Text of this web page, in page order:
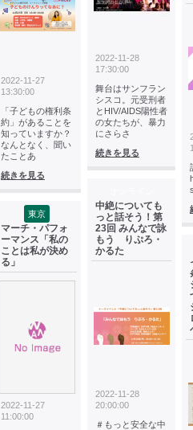
2022-11-27
13:30:00
「子どもの権利条
約」があることを
知っていますか？
なんとなく、聞い
たことあ
続きを見る
東京
マーチ・パフォ
ーマンス「私の
ことは私が決め
る」
2022-11-27
11:00:00
2022-11-28
17:30:00
舞台はサンフラン
シスコ。元受刑者
とHIV/AIDS陽性者
の女たちが、暴力
にさらさ
続きを見る
中絶についても
っと話そう！第
23回 みんなで詠
もう りぷろ・
かるた
2022-11-28
20:00:00
＃もっと安全な中